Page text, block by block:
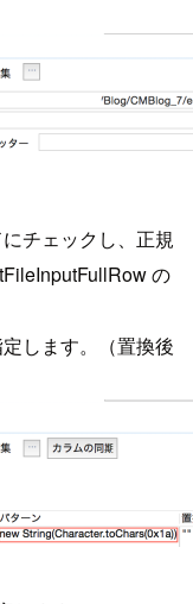
チェックし、正規
の
定します。（置換後